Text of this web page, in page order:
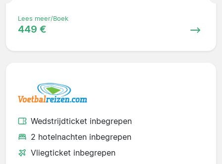
Lees meer/Boek
449 €
Wedstrijdticket inbegrepen
2 hotelnachten inbegrepen
Vliegticket inbegrepen